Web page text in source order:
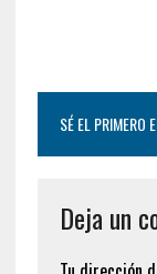
SÉ EL PRIMERO
Deja un